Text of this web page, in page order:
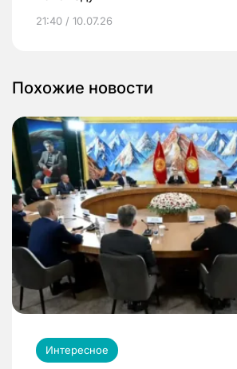
21:40 / 10.07.26
Похожие новости
Интересное